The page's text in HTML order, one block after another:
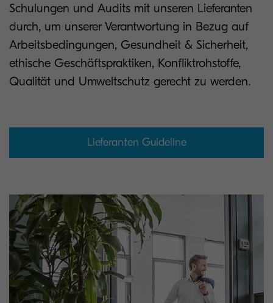
Schulungen und Audits mit unseren Lieferanten
durch, um unserer Verantwortung in Bezug auf
Arbeitsbedingungen, Gesundheit & Sicherheit,
ethische Geschäftspraktiken, Konfliktrohstoffe,
Qualität und Umweltschutz gerecht zu werden.
Lieferanten Guideline